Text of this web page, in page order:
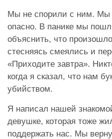
Мы не спорили с ним. Мы
опасно. В панике мы
объяснить, что
стесняясь смеялись и
«Приходите завтра».
когда я сказал, что нам
убийством.
Я написал нашей
девушке, которая тоже
поддержать нас. Мы